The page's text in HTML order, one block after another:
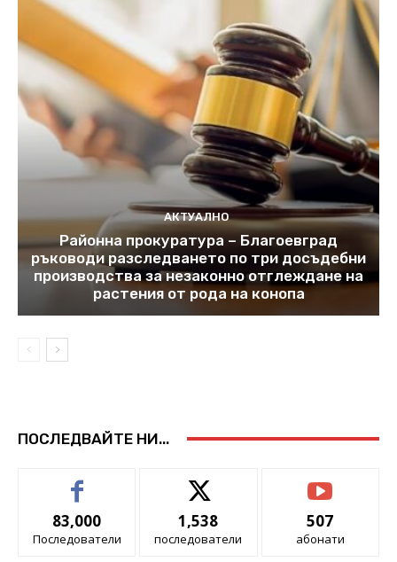
АКТУАЛНО
Районна прокуратура – Благоевград
ръководи разследването по три досъдебни
производства за незаконно отглеждане на
растения от рода на конопа
ПОСЛЕДВАЙТЕ НИ...
83,000
Последователи
1,538
последователи
507
абонати